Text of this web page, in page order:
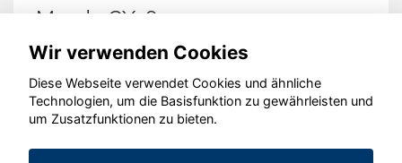
Mazda CX-60
© konjunkturmotor.de GmbH 2020 - 2026
Wir verwenden Cookies
Diese Webseite verwendet Cookies und ähnliche
Technologien, um die Basisfunktion zu gewährleisten und
um Zusatzfunktionen zu bieten.